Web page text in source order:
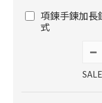
項鍊手鍊加
式